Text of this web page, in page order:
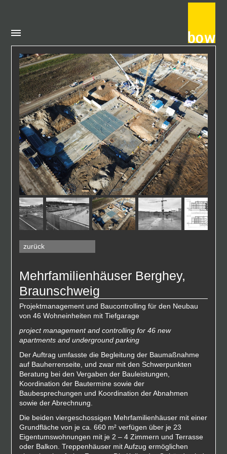
zurück
Mehrfamilienhäuser Berghey,
Braunschweig
Projektmanagement und Baucontrolling für den Neubau
von 46 Wohneinheiten mit Tiefgarage
project management and controlling for 46 new
apartments and underground parking
Der Auftrag umfasste die Begleitung der Baumaßnahme
auf Bauherrenseite, und zwar mit den Schwerpunkten
Beratung bei den Vergaben der Bauleistungen,
Koordination der Bautermine sowie der
Baubesprechungen und Koordination der Abnahmen
sowie der Abrechnung.
Die beiden viergeschossigen Mehrfamilienhäuser mit einer
Grundfläche von je ca. 660 m² verfügen über je 23
Eigentumswohnungen mit je 2 – 4 Zimmern und Terrasse
oder Balkon. Treppenhäuser mit Aufzug ermöglichen